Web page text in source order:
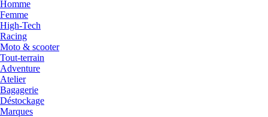
Homme
Femme
High-Tech
Racing
Moto & scooter
Tout-terrain
Adventure
Atelier
Bagagerie
Déstockage
Marques